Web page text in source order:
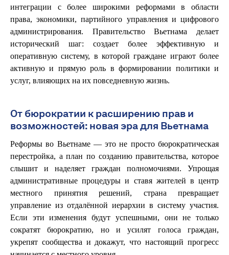
интеграции с более широкими реформами в области
права, экономики, партийного управления и цифрового
администрирования. Правительство Вьетнама делает
исторический шаг: создает более эффективную и
оперативную систему, в которой граждане играют более
активную и прямую роль в формировании политики и
услуг, влияющих на их повседневную жизнь.
От бюрократии к расширению прав и
возможностей: новая эра для Вьетнама
Реформы во Вьетнаме — это не просто бюрократическая
перестройка, а план по созданию правительства, которое
слышит и наделяет граждан полномочиями. Упрощая
административные процедуры и ставя жителей в центр
местного принятия решений, страна превращает
управление из отдалённой иерархии в систему участия.
Если эти изменения будут успешными, они не только
сократят бюрократию, но и усилят голоса граждан,
укрепят сообщества и докажут, что настоящий прогресс